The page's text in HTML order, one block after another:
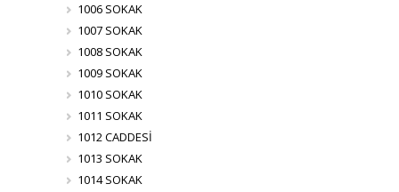
1006 SOKAK
1007 SOKAK
1008 SOKAK
1009 SOKAK
1010 SOKAK
1011 SOKAK
1012 CADDESİ
1013 SOKAK
1014 SOKAK